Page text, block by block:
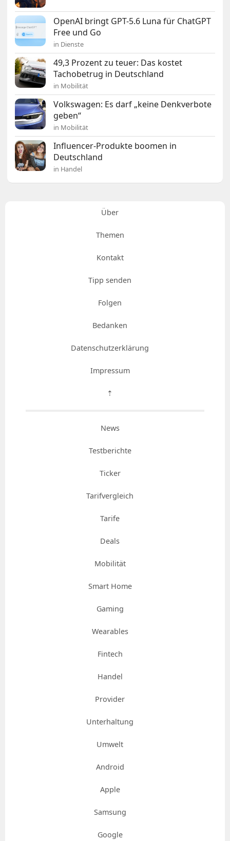
OpenAI bringt GPT-5.6 Luna für ChatGPT
Free und Go
in Dienste
49,3 Prozent zu teuer: Das kostet
Tachobetrug in Deutschland
in Mobilität
Volkswagen: Es darf „keine Denkverbote
geben“
in Mobilität
Influencer-Produkte boomen in
Deutschland
in Handel
Über
Themen
Kontakt
Tipp senden
Folgen
Bedanken
Datenschutzerklärung
Impressum
⇡
News
Testberichte
Ticker
Tarifvergleich
Tarife
Deals
Mobilität
Smart Home
Gaming
Wearables
Fintech
Handel
Provider
Unterhaltung
Umwelt
Android
Apple
Samsung
Google